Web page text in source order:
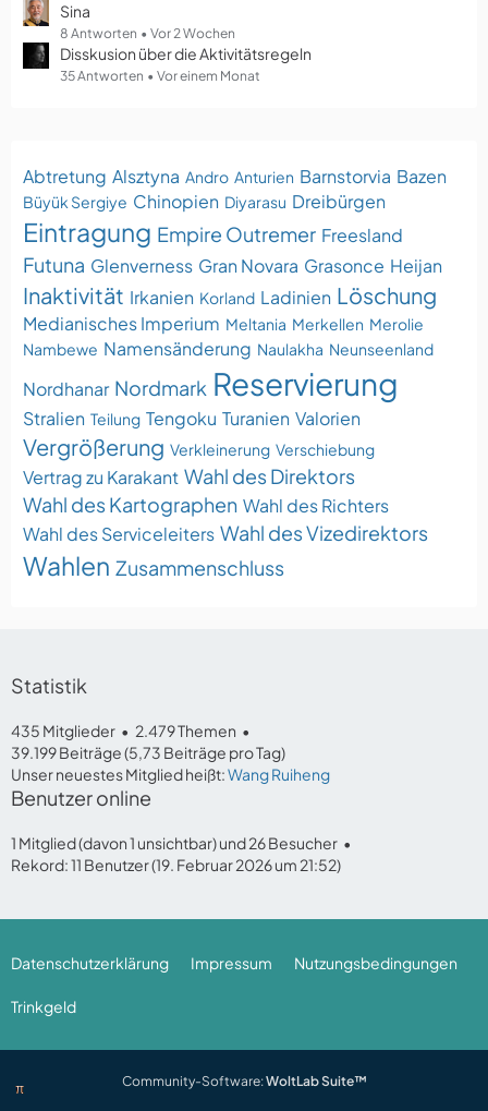
Sina
8 Antworten Vor 2 Wochen
Disskusion über die Aktivitätsregeln
35 Antworten Vor einem Monat
Abtretung Alsztyna Andro Anturien Barnstorvia Bazen
Büyük Sergiye Chinopien Diyarasu Dreibürgen
Eintragung Empire Outremer Freesland
Futuna Glenverness Gran Novara Grasonce Heijan
Inaktivität Irkanien Korland Ladinien Löschung
Medianisches Imperium Meltania Merkellen Merolie
Nambewe Namensänderung Naulakha Neunseenland
Nordhanar Nordmark Reservierung
Stralien Teilung Tengoku Turanien Valorien
Vergrößerung Verkleinerung Verschiebung
Vertrag zu Karakant Wahl des Direktors
Wahl des Kartographen Wahl des Richters
Wahl des Serviceleiters Wahl des Vizedirektors
Wahlen Zusammenschluss
Statistik
435 Mitglieder
2.479 Themen
39.199 Beiträge (5,73 Beiträge pro Tag)
Unser neuestes Mitglied heißt:Wang Ruiheng
Benutzer online
1 Mitglied (davon 1 unsichtbar) und 26 Besucher
Rekord: 11 Benutzer (19. Februar 2026 um 21:52)
Datenschutzerklärung Impressum Nutzungsbedingungen
Trinkgeld
Community-Software:WoltLab Suite™
π